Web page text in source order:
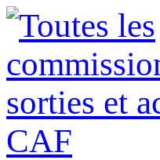
Panneau de gestion des cookies